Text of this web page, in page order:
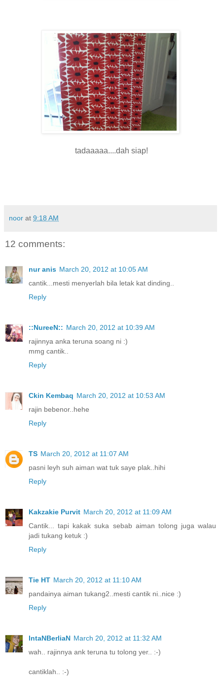
tadaaaaa....dah siap!
noor at 9:18 AM
12 comments:
nur anis March 20, 2012 at 10:05 AM
cantik...mesti menyerlah bila letak kat dinding..
Reply
::NureeN:: March 20, 2012 at 10:39 AM
rajinnya anka teruna soang ni :)
mmg cantik..
Reply
Ckin Kembaq March 20, 2012 at 10:53 AM
rajin bebenor..hehe
Reply
TS March 20, 2012 at 11:07 AM
pasni leyh suh aiman wat tuk saye plak..hihi
Reply
Kakzakie Purvit March 20, 2012 at 11:09 AM
Cantik... tapi kakak suka sebab aiman tolong juga walau
jadi tukang ketuk :)
Reply
Tie HT March 20, 2012 at 11:10 AM
pandainya aiman tukang2..mesti cantik ni..nice :)
Reply
IntaNBerliaN March 20, 2012 at 11:32 AM
wah.. rajinnya ank teruna tu tolong yer.. :-)
cantiklah.. :-)